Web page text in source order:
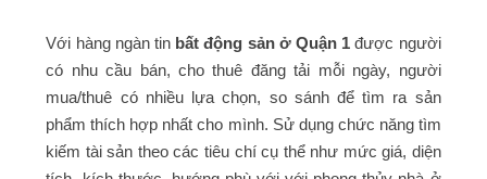
Với hàng ngàn tin bất động sản ở Quận 1 được người
có nhu cầu bán, cho thuê đăng tải mỗi ngày, người
mua/thuê có nhiều lựa chọn, so sánh để tìm ra sản
phẩm thích hợp nhất cho mình. Sử dụng chức năng tìm
kiếm tài sản theo các tiêu chí cụ thể như mức giá, diện